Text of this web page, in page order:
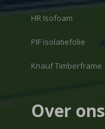
HR Isofoam
PIF isolatiefolie
Knauf Timberframe
Over ons